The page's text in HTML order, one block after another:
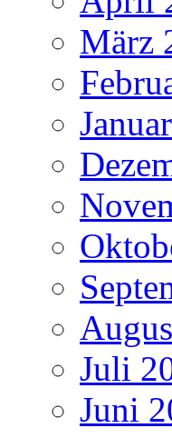
März
Juli
Juni